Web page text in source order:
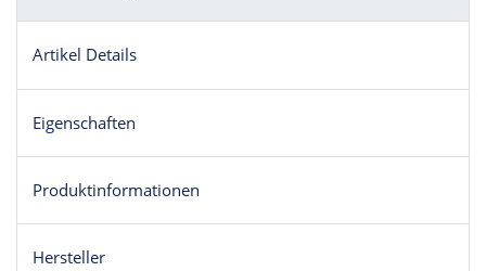
Artikel Details
Eigenschaften
Produktinformationen
Hersteller